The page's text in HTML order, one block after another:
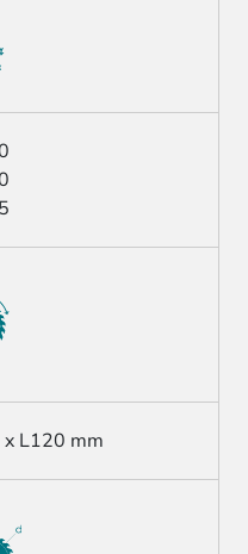
L120 mm